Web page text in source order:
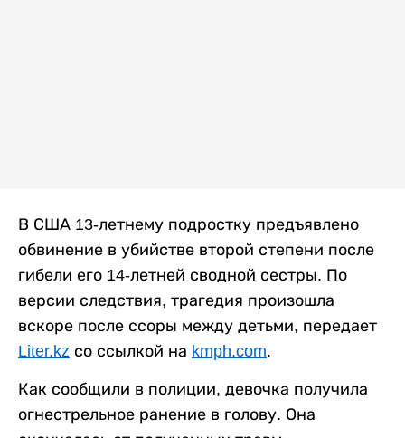
В США 13-летнему подростку предъявлено
обвинение в убийстве второй степени после
гибели его 14-летней сводной сестры. По
версии следствия, трагедия произошла
вскоре после ссоры между детьми, передает
Liter.kz со ссылкой на kmph.com.
Как сообщили в полиции, девочка получила
огнестрельное ранение в голову. Она